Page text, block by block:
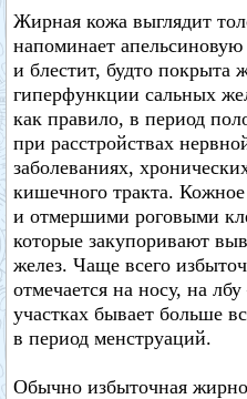
Жирная кожа выглядит
напоминает
и блестит, будто покрыта
гиперфункции сальных
как правило, в период
при расстройствах
заболеваниях,
кишечного тракта.
и отмершими роговыми
которые закупоривают
желез. Чаще всего
отмечается на носу, на
участках бывает больше
в период менструаций.
Обычно избыточная